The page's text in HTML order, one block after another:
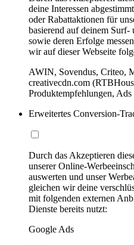
deine Interessen
oder Rabattaktionen für
basierend auf deinem Surf-
sowie deren Erfolge
wir auf dieser Webseite
AWIN, Sovendus, Criteo,
creativecdn.com
Produktempfehlungen, Ads
Erweitertes Conversion-
Durch das Akzeptieren
unserer Online-
auswerten und unser
gleichen wir deine
mit folgenden externen
Dienste bereits nutzt:
Google Ads